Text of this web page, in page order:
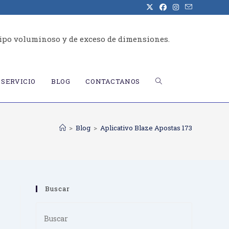
voluminoso y de exceso de dimensiones.
BLOG CONTACTANOS ALTERNAR
> Blog > Aplicativo Blaze Apostas 173
Buscar